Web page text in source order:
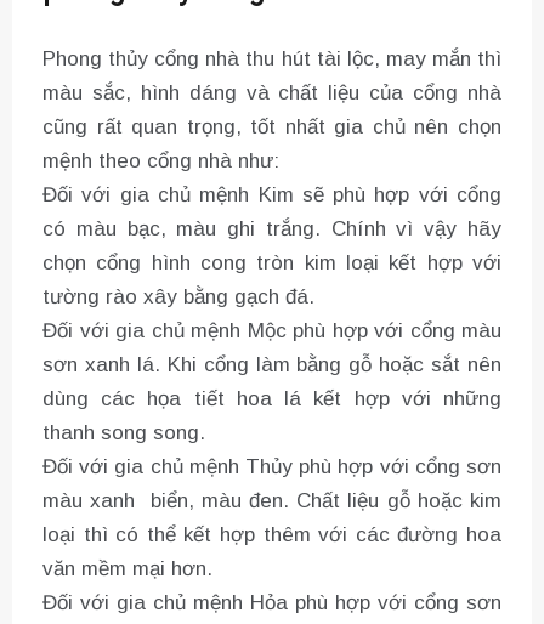
Phong thủy cổng nhà thu hút tài lộc, may mắn thì
màu sắc, hình dáng và chất liệu của cổng nhà
cũng rất quan trọng, tốt nhất gia chủ nên chọn
mệnh theo cổng nhà như:
Đối với gia chủ mệnh Kim sẽ phù hợp với cổng
có màu bạc, màu ghi trắng. Chính vì vậy hãy
chọn cổng hình cong tròn kim loại kết hợp với
tường rào xây bằng gạch đá.
Đối với gia chủ mệnh Mộc phù hợp với cổng màu
sơn xanh lá. Khi cổng làm bằng gỗ hoặc sắt nên
dùng các họa tiết hoa lá kết hợp với những
thanh song song.
Đối với gia chủ mệnh Thủy phù hợp với cổng sơn
màu xanh biển, màu đen. Chất liệu gỗ hoặc kim
loại thì có thể kết hợp thêm với các đường hoa
văn mềm mại hơn.
Đối với gia chủ mệnh Hỏa phù hợp với cổng sơn